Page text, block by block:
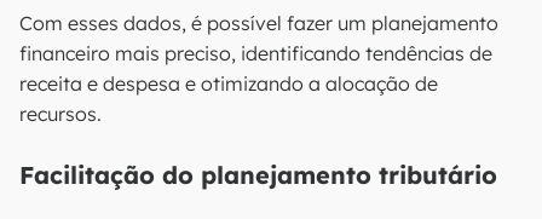
Com esses dados, é possível fazer um planejamento
financeiro mais preciso, identificando tendências de
receita e despesa e otimizando a alocação de
recursos.
Facilitação do planejamento tributário